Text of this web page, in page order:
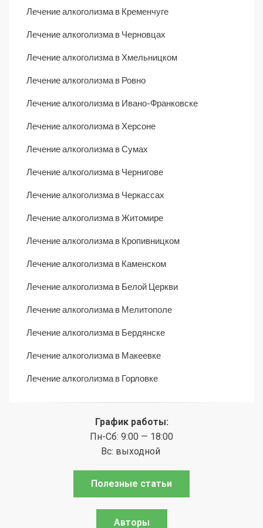
Лечение алкоголизма в Кременчуге
Лечение алкоголизма в Черновцах
Лечение алкоголизма в Хмельницком
Лечение алкоголизма в Ровно
Лечение алкоголизма в Ивано-Франковске
Лечение алкоголизма в Херсоне
Лечение алкоголизма в Сумах
Лечение алкоголизма в Чернигове
Лечение алкоголизма в Черкассах
Лечение алкоголизма в Житомире
Лечение алкоголизма в Кропивницком
Лечение алкоголизма в Каменском
Лечение алкоголизма в Белой Церкви
Лечение алкоголизма в Мелитополе
Лечение алкоголизма в Бердянске
Лечение алкоголизма в Макеевке
Лечение алкоголизма в Горловке
График работы:
Пн-Сб: 9:00 — 18:00
Вс: выходной
Полезные статьи
Авторы